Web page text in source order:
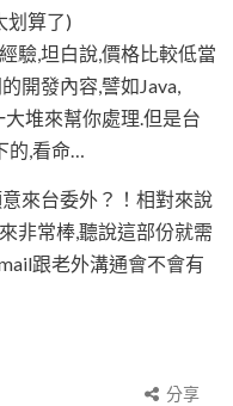
划算了)
驗,坦白說,價格比較低當
開發內容,譬如Java,
堆來幫你處理.但是台
的,看命…
來台委外？！相對來說
非常棒,聽說這部份就需
跟老外溝通會不會有
分享